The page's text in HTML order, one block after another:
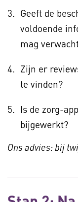
Geeft de
voldoende
mag
Zijn er
te vinden?
Is de zorg-
bijgewerkt?
Ons advies: bij